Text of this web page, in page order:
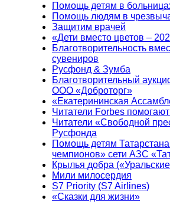
Помощь детям в
Помощь людям в
Защитим врачей
«Дети вместо цветов –
Благотворительность
сувениров
Русфонд & Зумба
Благотворительный
ООО «Доброторг»
«Екатерининская
Читатели Forbes
Читатели «Свободной
Русфонда
Помощь детям
чемпионов» сети АЗС
Крылья добра
Мили милосердия
S7 Priority (S7 Airlines)
«Сказки для жизни»